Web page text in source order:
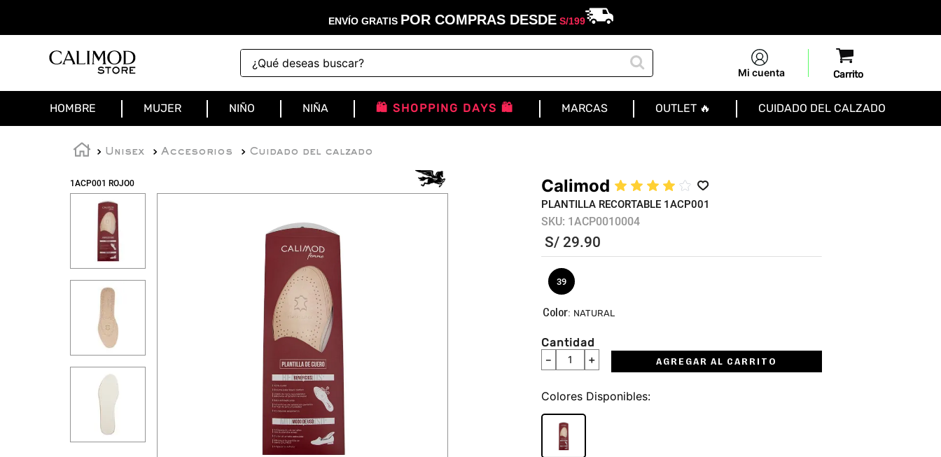
ENVÍO GRATIS POR COMPRAS DESDES/199
¿Qué deseas buscar?
Mi cuenta
HOMBRE MUJER NIÑO NIÑA 🛍️ SHOPPING DAYS 🛍️ MARCAS OUTLET 🔥 CUIDADO DEL CALZADO
Unisex Accesorios Cuidado del calzado
1ACP001 ROJO0 Calimod ★ ★ ★ ★ ☆
PLANTILLA RECORTABLE 1ACP001
SKU: 1ACP0010004
S/ 29.90
39
: NATURAL
Cantidad
＋
－ AGREGAR AL CARRITO
Colores